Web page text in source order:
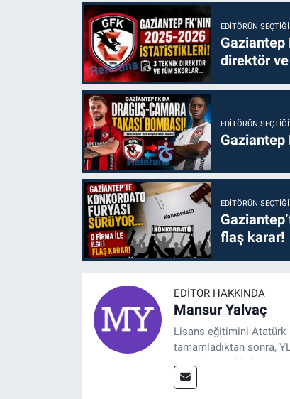
EDITÖRÜN SEÇTIĞI
Gaziantep
direktör
EDITÖRÜN SEÇTIĞI
Gaziantep
EDITÖRÜN SEÇTIĞI
flaş karar!
EDITÖR HAKKINDA
Mansur Yalvaç
Lisans eğitimini
tamamladıktan sonra,
Ana Bilim Dalı'nda
2014 yılında